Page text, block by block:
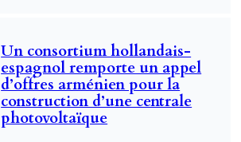
Un consortium hollandais-
espagnol remporte un appel
d’offres arménien pour la
construction d’une centrale
photovoltaïque